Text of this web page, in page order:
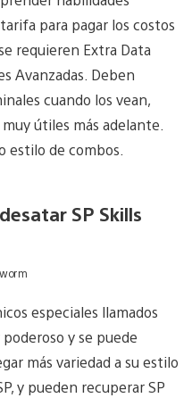
para pagar los costos
requieren Extra Data
Avanzadas. Deben
cuando los vean,
útiles más adelante.
estilo de combos.
SP Skills
especiales llamados
poderoso y se puede
más variedad a su estilo
y pueden recuperar SP